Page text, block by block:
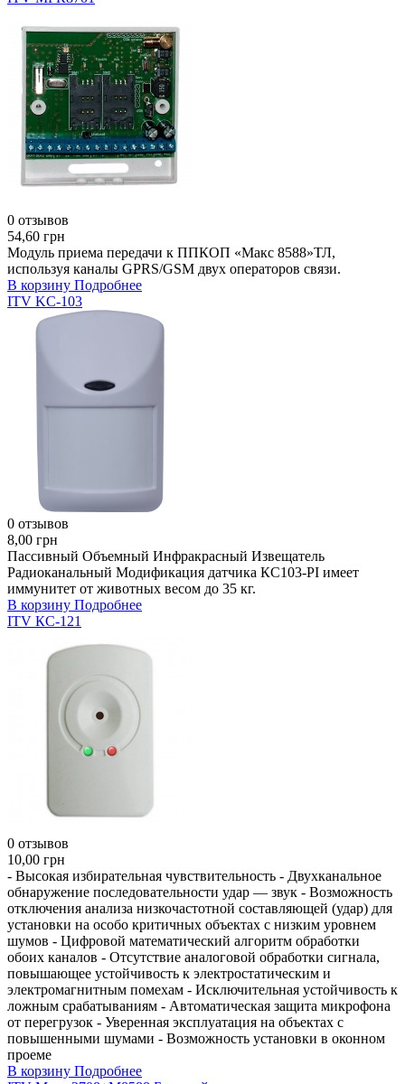
0 отзывов
54,60 грн
Модуль приема передачи к ППКОП «Макс 8588»ТЛ,
используя каналы GPRS/GSM двух операторов связи.
В корзину Подробнее
ITV KC-103
0 отзывов
8,00 грн
Пассивный Объемный Инфракрасный Извещатель
Радиоканальный Модификация датчика КС103-PI имеет
иммунитет от животных весом до 35 кг.
В корзину Подробнее
ITV КС-121
0 отзывов
10,00 грн
- Высокая избирательная чувствительность - Двухканальное
обнаружение последовательности удар — звук - Возможность
отключения анализа низкочастотной составляющей (удар) для
установки на особо критичных объектах с низким уровнем
шумов - Цифровой математический алгоритм обработки
обоих каналов - Отсутствие аналоговой обработки сигнала,
повышающее устойчивость к электростатическим и
электромагнитным помехам - Исключительная устойчивость к
ложным срабатываниям - Автоматическая защита микрофона
от перегрузок - Уверенная эксплуатация на объектах с
повышенными шумами - Возможность установки в оконном
проеме
В корзину Подробнее